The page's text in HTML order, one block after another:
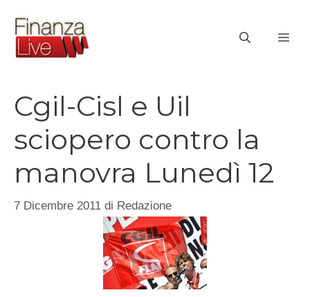
contenuto
Cgil-Cisl e Uil
sciopero contro la
manovra Lunedì 12
7 Dicembre 2011 di Redazione